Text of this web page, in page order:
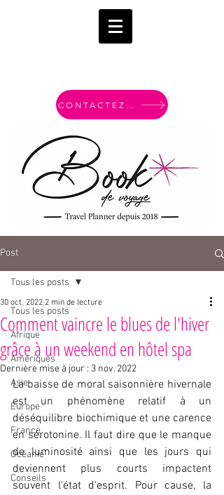
Post
Tous les posts
Afrique
Amériques
Asie
Europe
France
Océanie
Conseils
Tous les posts
Comment vaincre le blues de l'hiver
grâce à un weekend en hôtel spa
30 oct. 2022 2 min de lecture
Dernière mise à jour : 3 nov. 2022
La baisse de moral saisonnière hivernale
est un phénomène relatif à un
déséquilibre biochimique et une carence
en sérotonine. Il faut dire que le manque
de luminosité ainsi que les jours qui
deviennent plus courts impactent
souvent l'état d'esprit. Pour cause, la